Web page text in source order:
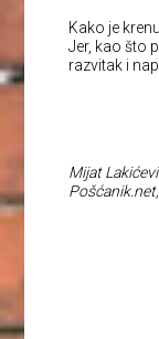
Kako je
Jer, kao što
razvitak i
Mijat